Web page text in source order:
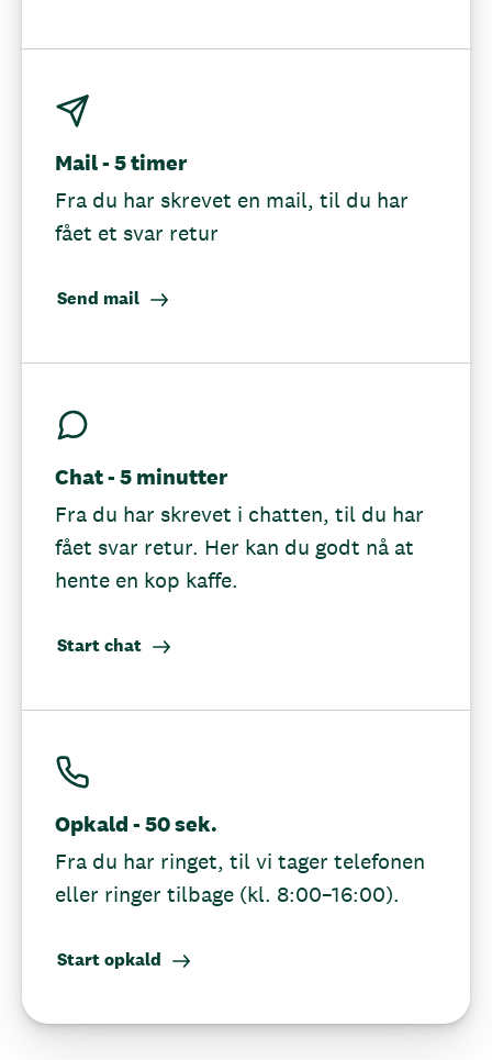
Mail - 5 timer
Fra du har skrevet en mail, til du har
fået et svar retur
Send mail
Chat - 5 minutter
Fra du har skrevet i chatten, til du har
fået svar retur. Her kan du godt nå at
hente en kop kaffe.
Start chat
Opkald - 50 sek.
Fra du har ringet, til vi tager telefonen
eller ringer tilbage (kl. 8:00–16:00).
Start opkald